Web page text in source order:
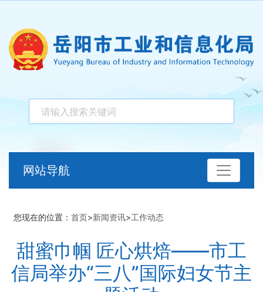
网站导航
您现在的位置： 首页>新闻资讯>工作动态
甜蜜巾帼 匠心烘焙——市工
信局举办“三八”国际妇女节主